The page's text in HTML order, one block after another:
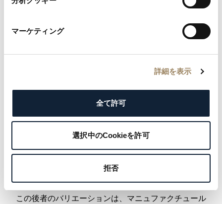
マーケティング
詳細を表示
全て許可
選択中のCookieを許可
拒否
アブラアン-ルイ・ブレゲを直接想
起させる仕組み
主たる文字盤はローカルタイム、すなわち現在地の時
そして10時位置に控えめに配されたデイ/ナイト表示が
ムーブメントを補完しています。この表示は、複雑機
構を±1時間単位で調整するためのリュウズのすぐ近く
に位置します。
7067」では、ホームタイムの数字を2つの選択肢、すな
わちアラビア数字とオリエンタル数字から選べます。
この後者のバリエーションは、マニュファクチュール